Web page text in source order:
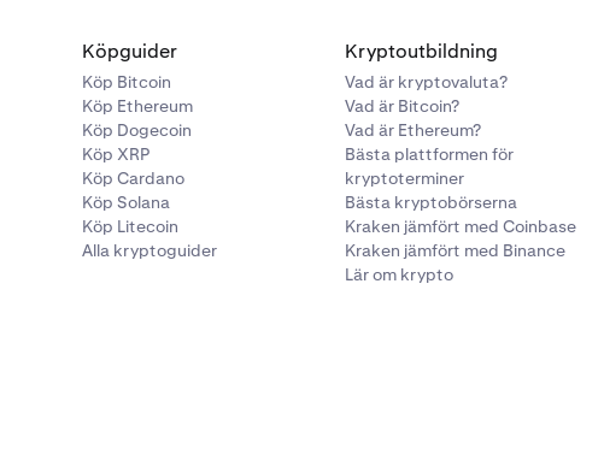
Köpguider
Köp Bitcoin
Köp Ethereum
Köp Dogecoin
Köp XRP
Köp Cardano
Köp Solana
Köp Litecoin
Alla kryptoguider
Kryptoutbildning
Vad är kryptovaluta?
Vad är Bitcoin?
Vad är Ethereum?
Bästa plattformen för
kryptoterminer
Bästa kryptobörserna
Kraken jämfört med Coinbase
Kraken jämfört med Binance
Lär om krypto